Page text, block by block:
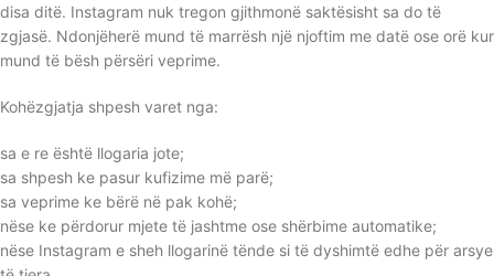
disa ditë. Instagram nuk tregon gjithmonë saktësisht sa do të
zgjasë. Ndonjëherë mund të marrësh një njoftim me datë ose orë kur
mund të bësh përsëri veprime.
Kohëzgjatja shpesh varet nga:
sa e re është llogaria jote;
sa shpesh ke pasur kufizime më parë;
sa veprime ke bërë në pak kohë;
nëse ke përdorur mjete të jashtme ose shërbime automatike;
nëse Instagram e sheh llogarinë tënde si të dyshimtë edhe për arsye